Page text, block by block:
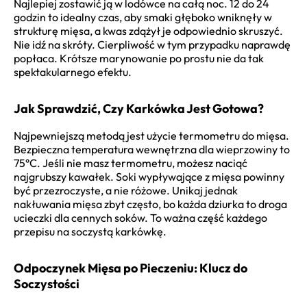
Najlepiej zostawić ją w lodówce na całą noc. 12 do 24
godzin to idealny czas, aby smaki głęboko wniknęły w
strukturę mięsa, a kwas zdążył je odpowiednio skruszyć.
Nie idź na skróty. Cierpliwość w tym przypadku naprawdę
popłaca. Krótsze marynowanie po prostu nie da tak
spektakularnego efektu.
Jak Sprawdzić, Czy Karkówka Jest Gotowa?
Najpewniejszą metodą jest użycie termometru do mięsa.
Bezpieczna temperatura wewnętrzna dla wieprzowiny to
75°C. Jeśli nie masz termometru, możesz naciąć
najgrubszy kawałek. Soki wypływające z mięsa powinny
być przezroczyste, a nie różowe. Unikaj jednak
nakłuwania mięsa zbyt często, bo każda dziurka to droga
ucieczki dla cennych soków. To ważna część każdego
przepisu na soczystą karkówkę.
Odpoczynek Mięsa po Pieczeniu: Klucz do
Soczystości